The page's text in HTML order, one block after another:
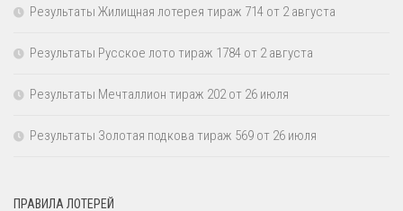
Результаты Жилищная лотерея тираж 714 от 2 августа
Результаты Русское лото тираж 1784 от 2 августа
Результаты Мечталлион тираж 202 от 26 июля
Результаты Золотая подкова тираж 569 от 26 июля
ПРАВИЛА ЛОТЕРЕЙ